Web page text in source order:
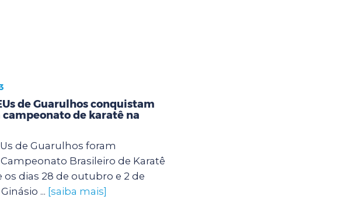
de Guarulhos conquistam
de karatê na
de Guarulhos foram
Brasileiro de Karatê
os dias 28 de outubro e 2 de
... [saiba mais]